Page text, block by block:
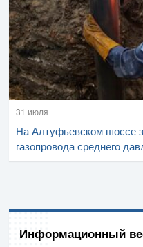
31 июля
На Алтуфьевском шоссе
газопровода среднего
Информационный